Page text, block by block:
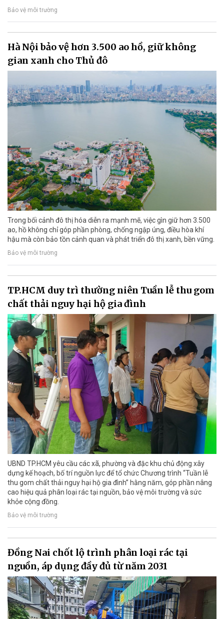
Bảo vệ môi trường
Hà Nội bảo vệ hơn 3.500 ao hồ, giữ không
gian xanh cho Thủ đô
Trong bối cảnh đô thị hóa diễn ra mạnh mẽ, việc gìn giữ hơn 3.500
ao, hồ không chỉ góp phần phòng, chống ngập úng, điều hòa khí
hậu mà còn bảo tồn cảnh quan và phát triển đô thị xanh, bền vững.
Bảo vệ môi trường
TP.HCM duy trì thường niên Tuần lễ thu gom
chất thải nguy hại hộ gia đình
UBND TP.HCM yêu cầu các xã, phường và đặc khu chủ động xây
dựng kế hoạch, bố trí nguồn lực để tổ chức Chương trình “Tuần lễ
thu gom chất thải nguy hại hộ gia đình” hằng năm, góp phần nâng
cao hiệu quả phân loại rác tại nguồn, bảo vệ môi trường và sức
khỏe cộng đồng.
Bảo vệ môi trường
Đồng Nai chốt lộ trình phân loại rác tại
nguồn, áp dụng đầy đủ từ năm 2031